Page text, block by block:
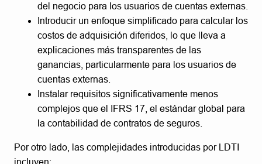
del negocio para los usuarios de cuentas externas.
Introducir un enfoque simplificado para calcular los
costos de adquisición diferidos, lo que lleva a
explicaciones más transparentes de las
ganancias, particularmente para los usuarios de
cuentas externas.
Instalar requisitos significativamente menos
complejos que el IFRS 17, el estándar global para
la contabilidad de contratos de seguros.
Por otro lado, las complejidades introducidas por LDTI
incluyen: